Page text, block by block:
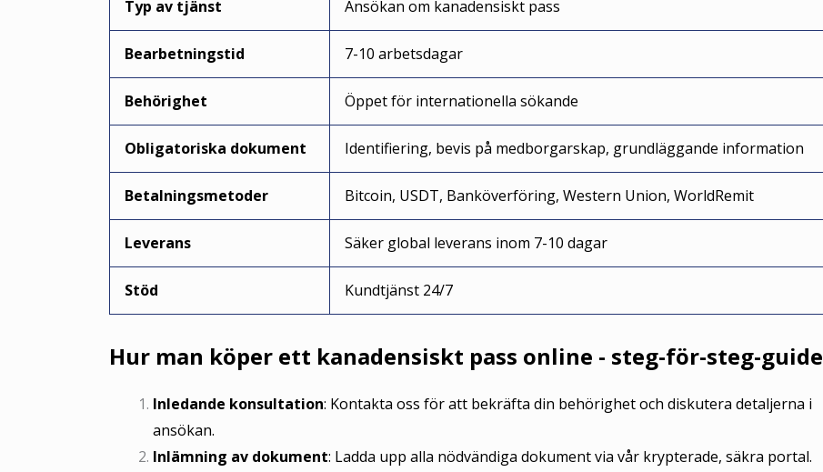
Typ av tjänst Ansökan om kanadensiskt pass
Bearbetningstid 7-10 arbetsdagar
Behörighet Öppet för internationella sökande
Obligatoriska dokument Identifiering, bevis på medborgarskap, grundläggande information
Betalningsmetoder Bitcoin, USDT, Banköverföring, Western Union, WorldRemit
Leverans Säker global leverans inom 7-10 dagar
Stöd Kundtjänst 24/7
Hur man köper ett kanadensiskt pass online - steg-för-steg-guide
Inledande konsultation: Kontakta oss för att bekräfta din behörighet och diskutera detaljerna i
ansökan.
Inlämning av dokument: Ladda upp alla nödvändiga dokument via vår krypterade, säkra portal.